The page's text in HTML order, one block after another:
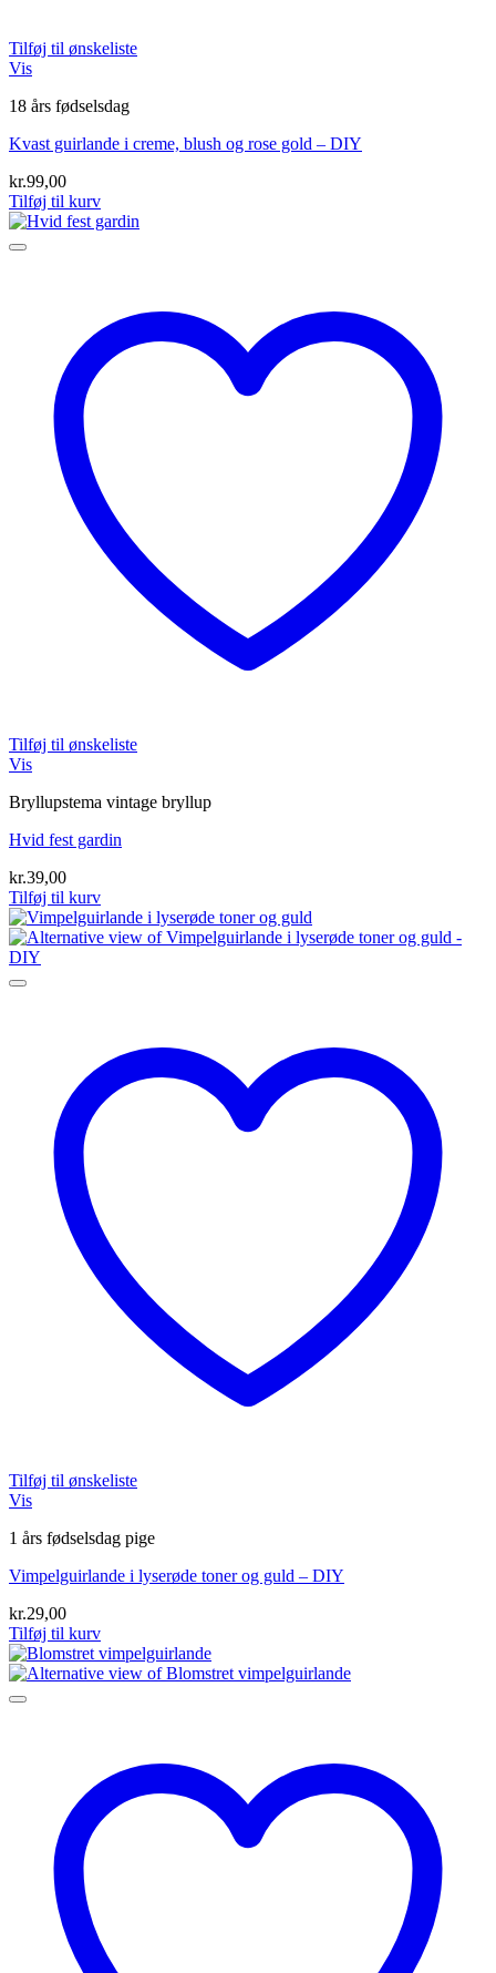
Tilføj til ønskeliste
Vis
18 års fødselsdag
Kvast guirlande i creme, blush og rose gold – DIY
kr.99,00
Tilføj til kurv
Tilføj til ønskeliste
Vis
Bryllupstema vintage bryllup
Hvid fest gardin
kr.39,00
Tilføj til kurv
Tilføj til ønskeliste
Vis
1 års fødselsdag pige
Vimpelguirlande i lyserøde toner og guld – DIY
kr.29,00
Tilføj til kurv